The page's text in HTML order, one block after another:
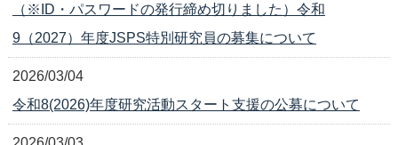
（※ID・パスワードの発行締め切りました）令和
9（2027）年度JSPS特別研究員の募集について
2026/03/04
令和8(2026)年度研究活動スタート支援の公募について